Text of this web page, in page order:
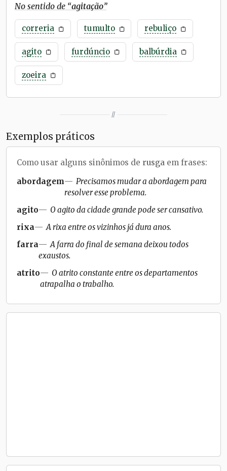
No sentido de “agitação”
correria tumulto rebuliço
agito furdúncio balbúrdia
zoeira
//
Exemplos práticos
Como usar alguns sinônimos de rusga em frases:
abordagem
Precisamos mudar a abordagem para
resolver esse problema.
agito
O agito da cidade grande pode ser cansativo.
rixa
A rixa entre os vizinhos já dura anos.
farra
A farra do final de semana deixou todos
exaustos.
atrito
O atrito constante entre os departamentos
atrapalha o trabalho.